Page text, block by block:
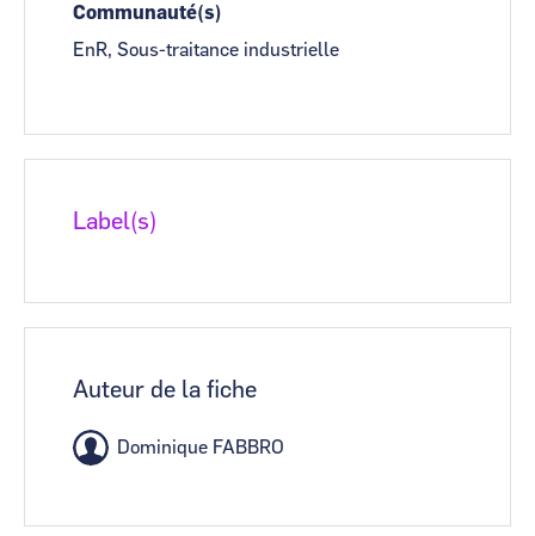
Communauté(s)
EnR, Sous-traitance industrielle
Label(s)
Auteur de la fiche
Dominique FABBRO